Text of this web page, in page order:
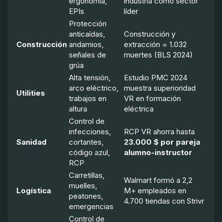
EPIs
líder
Construcción
Protección
anticaídas,
andamios,
señales de
grúa
Construcción y
extracción = 1.032
muertes (BLS 2024)
Utilities
Alta tensión,
arco eléctrico,
trabajos en
altura
Estudio PMC 2024
muestra superioridad
VR en formación
eléctrica
Sanidad
Control de
infecciones,
cortantes,
código azul,
RCP
RCP VR ahorra hasta
23.000 $ por pareja
alumno-instructor
Logística
Carretillas,
muelles,
peatones,
emergencias
Walmart formó a 2,2
M+ empleados en
4.700 tiendas con Strivr
Control de